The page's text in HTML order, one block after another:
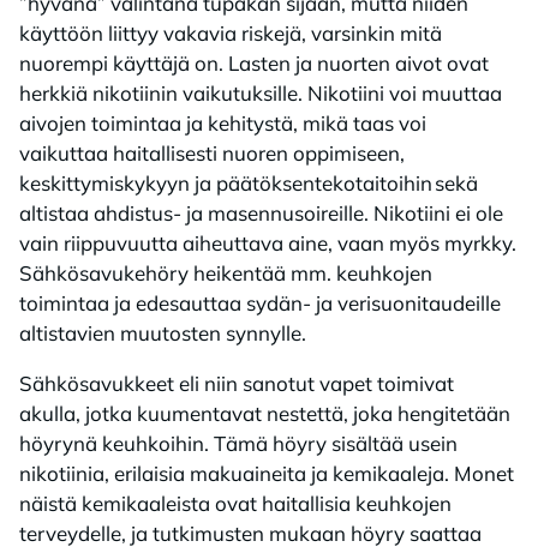
käyttöön liittyy vakavia riskejä, varsinkin mitä
nuorempi käyttäjä on. Lasten ja nuorten aivot ovat
herkkiä nikotiinin vaikutuksille. Nikotiini voi muuttaa
aivojen toimintaa ja kehitystä, mikä taas voi
vaikuttaa haitallisesti nuoren oppimiseen,
keskittymiskykyyn ja päätöksentekotaitoihin sekä
altistaa ahdistus- ja masennusoireille. Nikotiini ei ole
vain riippuvuutta aiheuttava aine, vaan myös myrkky.
Sähkösavukehöry heikentää mm. keuhkojen
toimintaa ja edesauttaa sydän- ja verisuonitaudeille
altistavien muutosten synnylle.
Sähkösavukkeet eli niin sanotut vapet toimivat
akulla, jotka kuumentavat nestettä, joka hengitetään
höyrynä keuhkoihin. Tämä höyry sisältää usein
nikotiinia, erilaisia makuaineita ja kemikaaleja. Monet
näistä kemikaaleista ovat haitallisia keuhkojen
terveydelle, ja tutkimusten mukaan höyry saattaa